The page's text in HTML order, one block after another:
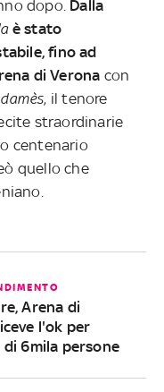
dopo. Dalla
è stato
fino ad
di Verona con
, il tenore
straordinarie
centenario
quello che
Arena di
l'ok per
di 6mila persone